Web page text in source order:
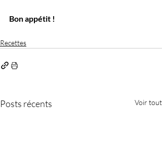
Bon appétit !
Recettes
Posts récents Voir tout